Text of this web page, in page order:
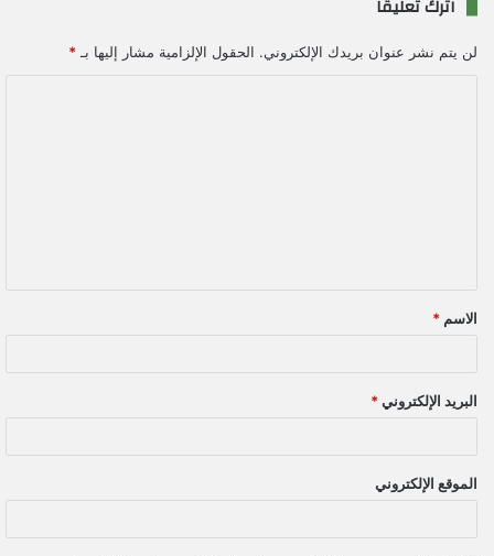
اترك تعليقاً
لن يتم نشر عنوان بريدك الإلكتروني. الحقول الإلزامية مشار إليها بـ *
ق
*
الاسم *
البريد الإلكتروني *
الموقع الإلكتروني